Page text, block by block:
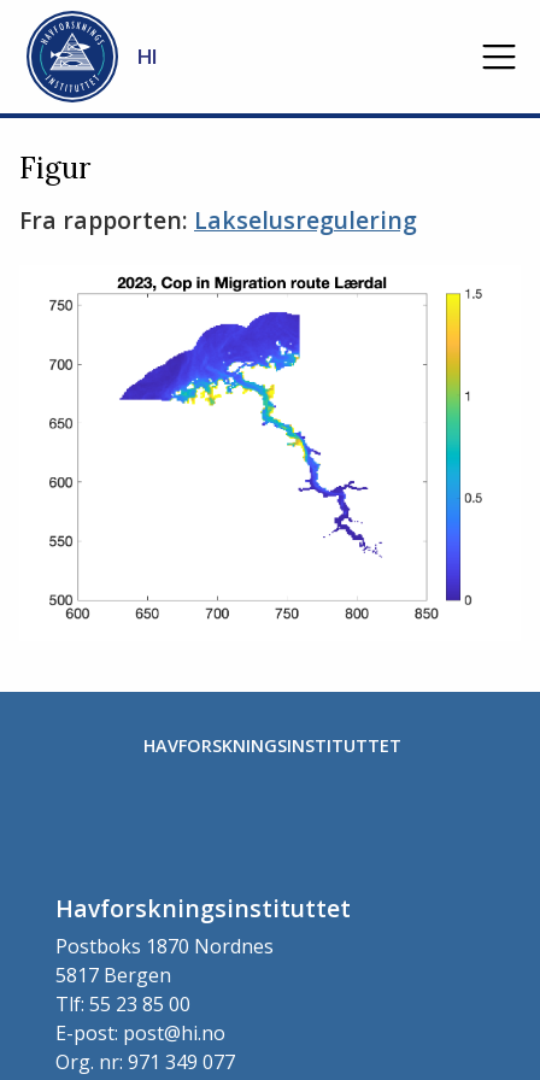
Gå til hovedinnhold
HI
Figur
Fra rapporten: Lakselusregulering
HAVFORSKNINGSINSTITUTTET
Havforskningsinstituttet
Postboks 1870 Nordnes
5817 Bergen
Tlf: 55 23 85 00
E-post: post@hi.no
Org. nr: 971 349 077